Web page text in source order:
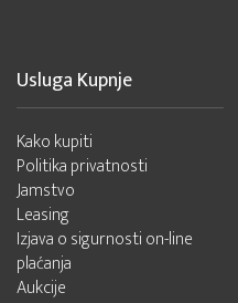
Usluga Kupnje
Kako kupiti
Politika privatnosti
Jamstvo
Leasing
Izjava o sigurnosti on-line
plaćanja
Aukcije